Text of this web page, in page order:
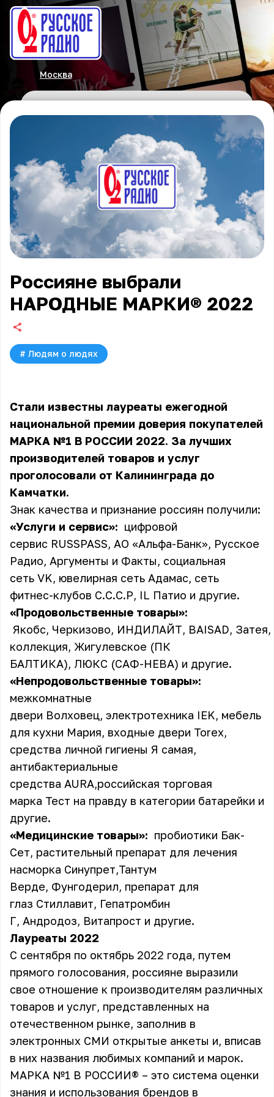
Москва
Россияне выбрали
НАРОДНЫЕ МАРКИ® 2022
# Людям о людях
Стали известны лауреаты ежегодной
национальной премии доверия покупателей
МАРКА №1 В РОССИИ 2022. За лучших
производителей товаров и услуг
проголосовали от Калининграда до
Камчатки.
Знак качества и признание россиян получили:
«Услуги и сервис»: цифровой
сервис RUSSPASS, АО «Альфа-Банк», Русское
Радио, Аргументы и Факты, социальная
сеть VK, ювелирная сеть Адамас, сеть
фитнес-клубов С.С.С.Р, IL Патио и другие.
«Продовольственные товары»:
Якобс, Черкизово, ИНДИЛАЙТ, BAISAD, Затея,
коллекция, Жигулевское (ПК
БАЛТИКА), ЛЮКС (САФ-НЕВА) и другие.
«Непродовольственные товары»:
межкомнатные
двери Волховец, электротехника IEK, мебель
для кухни Мария, входные двери Torex,
средства личной гигиены Я самая,
антибактериальные
средства AURA,российская торговая
марка Тест на правду в категории батарейки и
другие.
«Медицинские товары»: пробиотики Бак-
Сет, растительный препарат для лечения
насморка Синупрет,Тантум
Верде, Фунгодерил, препарат для
глаз Стиллавит, Гепатромбин
Г, Андродоз, Витапрост и другие.
Лауреаты 2022
C сентября по октябрь 2022 года, путем
прямого голосования, россияне выразили
свое отношение к производителям различных
товаров и услуг, представленных на
отечественном рынке, заполнив в
электронных СМИ открытые анкеты и, вписав
в них названия любимых компаний и марок.
МАРКА №1 В РОССИИ® – это система оценки
знания и использования брендов в